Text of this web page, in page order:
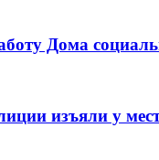
Дома
изъяли у